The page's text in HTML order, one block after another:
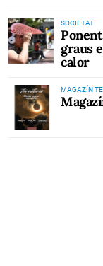
SOCIETAT
graus
calor
MAGAZÍN